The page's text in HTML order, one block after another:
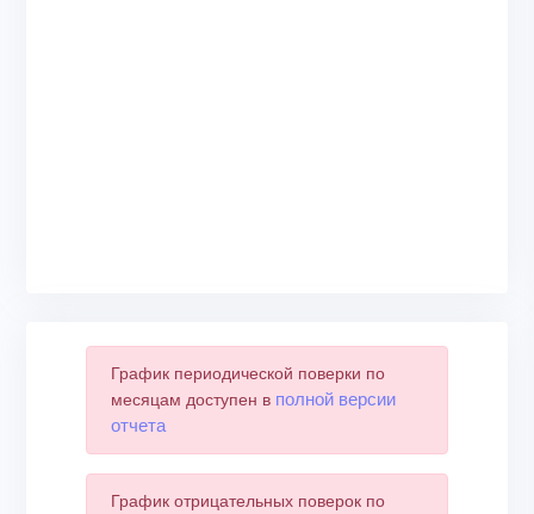
График периодической поверки по
месяцам доступен в полной версии
отчета
График отрицательных поверок по